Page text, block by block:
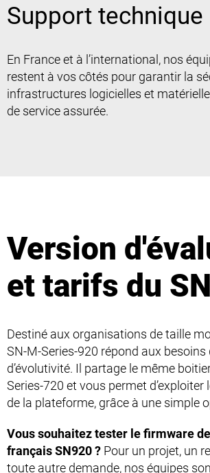
Support technique
En France et à l’international, nos
restent à vos côtés pour garantir la
infrastructures logicielles et
de service assurée.
Version
et tarifs du
Destiné aux organisations de taille
SN-M-Series-920 répond aux
d’évolutivité. Il partage le même
Series-720 et vous permet d’exploiter
de la plateforme, grâce à une simple
Vous souhaitez tester le firmware
français SN920 ? Pour un projet, un
toute autre demande, nos équipes